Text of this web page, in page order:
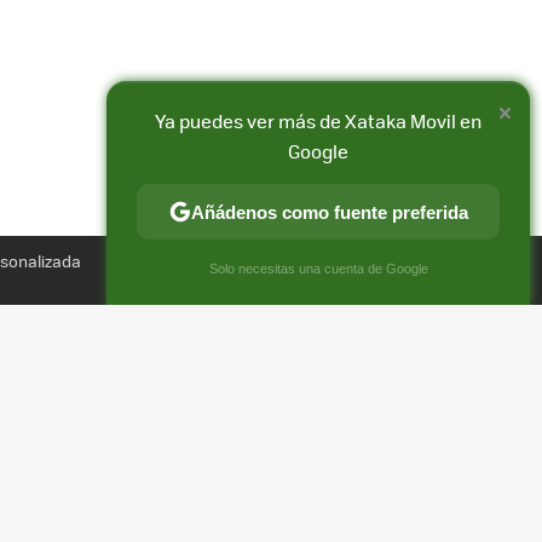
Compartir
FACEBOOK
X
E-
×
Ya puedes ver más de Xataka Movil en
Google
Añádenos como fuente preferida
Solo necesitas una cuenta de Google